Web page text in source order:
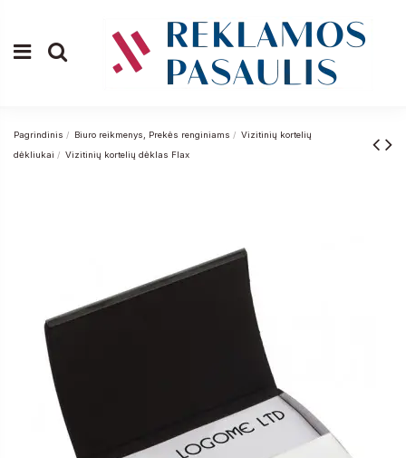
Pagrindinis Biuro reikmenys, Prekės renginiams
Vizitinių kortelių
dėkliukai
Vizitinių kortelių dėklas Flax